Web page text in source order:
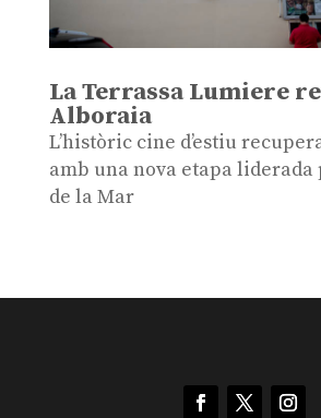
La Terrassa Lumiere
Alboraia
L’històric cine d’estiu
amb una nova etapa liderada
de la Mar